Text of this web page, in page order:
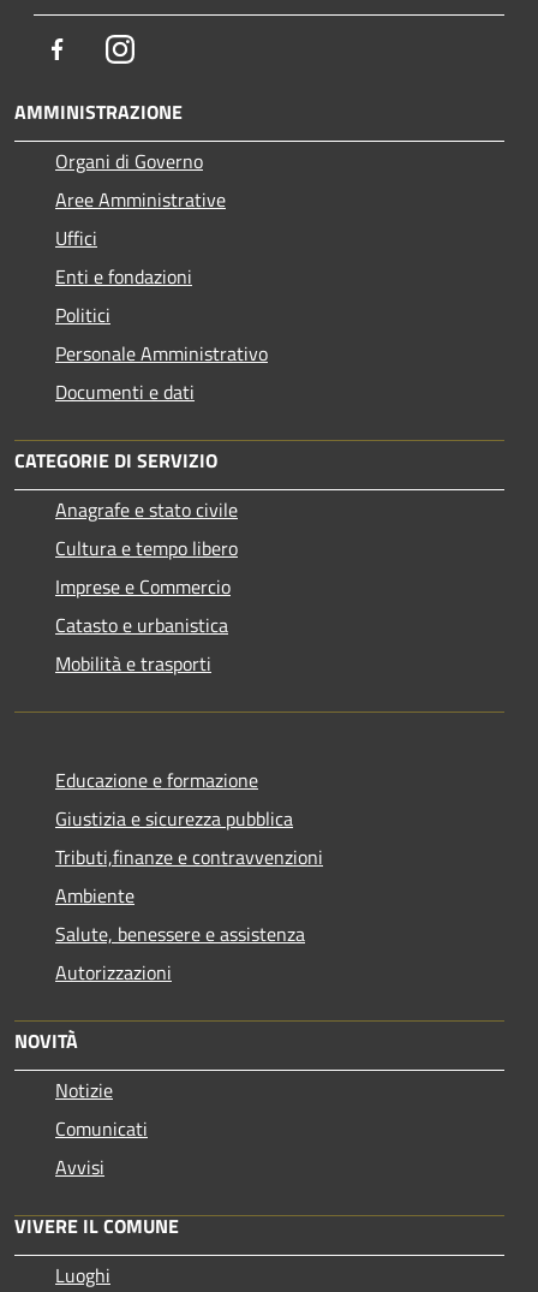
FacebookInstagram
AMMINISTRAZIONE
Organi di Governo
Aree Amministrative
Uffici
Enti e fondazioni
Politici
Personale Amministrativo
Documenti e dati
CATEGORIE DI SERVIZIO
Anagrafe e stato civile
Cultura e tempo libero
Imprese e Commercio
Catasto e urbanistica
Mobilità e trasporti
Educazione e formazione
Giustizia e sicurezza pubblica
Tributi,finanze e contravvenzioni
Ambiente
Salute, benessere e assistenza
Autorizzazioni
NOVITÀ
Notizie
Comunicati
Avvisi
VIVERE IL COMUNE
Luoghi